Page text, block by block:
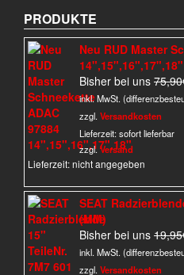
PRODUKTE
Neu RUD Master
14",15",16",17",18"
Bisher bei uns 75,90
inkl. MwSt.
zzgl. Versandkosten
Lieferzeit:sofort lieferbar
zzgl. Versand
Lieferzeit: nicht angegeben
SEAT
(MM)
Bisher bei uns 19,95
inkl. MwSt.
zzgl. Versandkosten